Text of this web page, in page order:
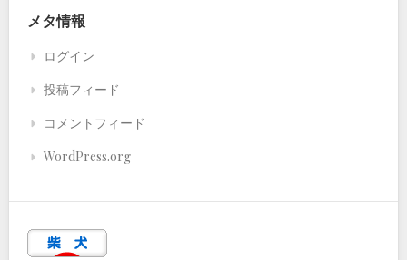
メタ情報
ログイン
投稿フィード
コメントフィード
WordPress.org